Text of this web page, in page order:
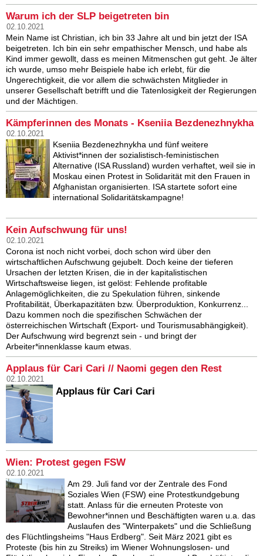
Warum ich der SLP beigetreten bin
02.10.2021
Mein Name ist Christian, ich bin 33 Jahre alt und bin jetzt der ISA
beigetreten. Ich bin ein sehr empathischer Mensch, und habe als
Kind immer gewollt, dass es meinen Mitmenschen gut geht. Je älter
ich wurde, umso mehr Beispiele habe ich erlebt, für die
Ungerechtigkeit, die vor allem die schwächsten Mitglieder in
unserer Gesellschaft betrifft und die Tatenlosigkeit der Regierungen
und der Mächtigen.
Kämpferinnen des Monats - Kseniia Bezdenezhnykha
02.10.2021
Kseniia Bezdenezhnykha und fünf weitere
Aktivist*innen der sozialistisch-feministischen
Alternative (ISA Russland) wurden verhaftet, weil sie in
Moskau einen Protest in Solidarität mit den Frauen in
Afghanistan organisierten. ISA startete sofort eine
international Solidaritätskampagne!
Kein Aufschwung für uns!
02.10.2021
Corona ist noch nicht vorbei, doch schon wird über den
wirtschaftlichen Aufschwung gejubelt. Doch keine der tieferen
Ursachen der letzten Krisen, die in der kapitalistischen
Wirtschaftsweise liegen, ist gelöst: Fehlende profitable
Anlagemöglichkeiten, die zu Spekulation führen, sinkende
Profitabilität, Überkapazitäten bzw. Überproduktion, Konkurrenz...
Dazu kommen noch die spezifischen Schwächen der
österreichischen Wirtschaft (Export- und Tourismusabhängigkeit).
Der Aufschwung wird begrenzt sein - und bringt der
Arbeiter*innenklasse kaum etwas.
Applaus für Cari Cari // Naomi gegen den Rest
02.10.2021
Applaus für Cari Cari
Wien: Protest gegen FSW
02.10.2021
Am 29. Juli fand vor der Zentrale des Fond
Soziales Wien (FSW) eine Protestkundgebung
statt. Anlass für die erneuten Proteste von
Bewohner*innen und Beschäftigten waren u.a. das
Auslaufen des "Winterpakets" und die Schließung
des Flüchtlingsheims "Haus Erdberg". Seit März 2021 gibt es
Proteste (bis hin zu Streiks) im Wiener Wohnungslosen- und